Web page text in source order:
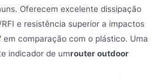
Oferecem excelente dissipação
e resistência superior a impactos
em comparação com o plástico. Uma
indicador de umrouter outdoor